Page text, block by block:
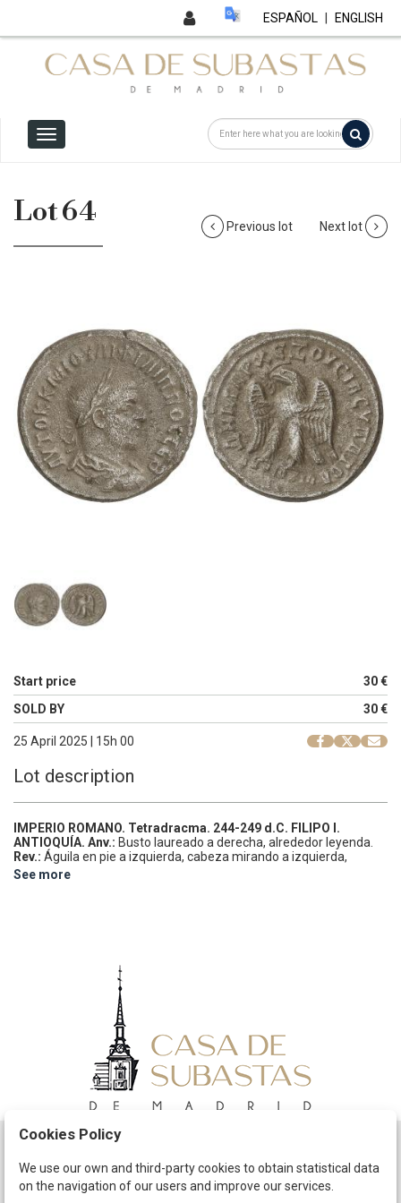
ESPAÑOL ENGLISH
Lot 64 Previous lot Next lot
Start price
30 €
SOLD BY
30 €
25 April 2025 | 15h 00
Lot description
IMPERIO ROMANO. Tetradracma. 244-249 d.C. FILIPO I.
ANTIOQUÍA. Anv.: Busto laureado a derecha, alrededor leyenda.
Rev.: Águila en pie a izquierda, cabeza mirando a izquierda,
alrededor leyenda, en exergo ANTIOXIA SC.
See more
The Company
Cookies Policy
We use our own and third-party cookies to obtain statistical data
on the navigation of our users and improve our services.